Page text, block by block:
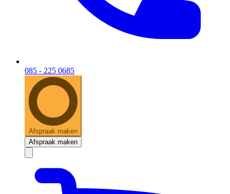
085 - 225 0685
Afspraak maken
Afspraak maken